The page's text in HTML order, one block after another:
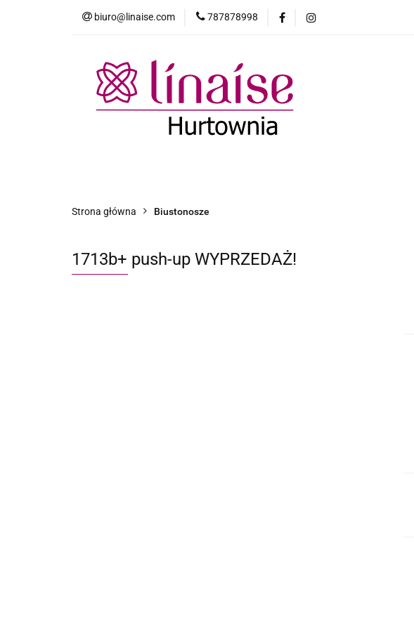
biuro@linaise.com 787878998
Strona główna Biustonosze
Dodatki Pakiet testowy
Strona główna Biustonosze
1713b+ push-up WYPRZEDAŻ!